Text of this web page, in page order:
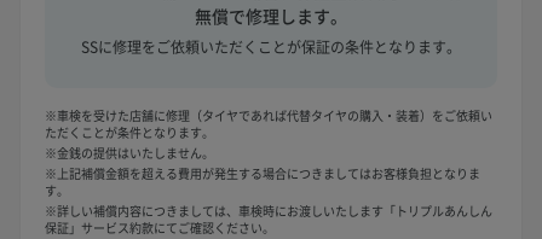
無償で修理します。
SSに修理をご依頼いただくことが保証の条件となります。
※車検を受けた店舗に修理（タイヤであれば代替タイヤの購入・装着）をご依頼い
ただくことが条件となります。
※金銭の提供はいたしません。
※上記補償金額を超える費用が発生する場合につきましてはお客様負担となりま
す。
※詳しい補償内容につきましては、車検時にお渡しいたします「トリプルあんしん
保証」サービス約款にてご確認ください。